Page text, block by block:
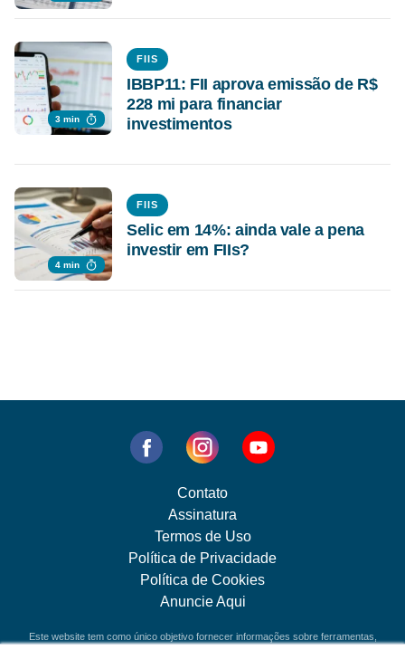
3 min
FIIS
IBBP11: FII aprova emissão de R$
228 mi para financiar
investimentos
4 min
FIIS
Selic em 14%: ainda vale a pena
investir em FIIs?
Contato
Assinatura
Termos de Uso
Política de Privacidade
Política de Cookies
Anuncie Aqui
Este website tem como único objetivo fornecer informações sobre ferramentas,